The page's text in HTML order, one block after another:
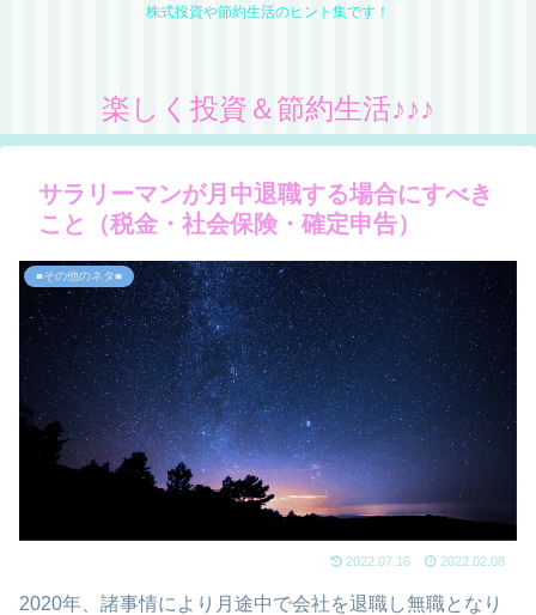
株式投資や節約生活のヒント集です！
楽しく投資＆節約生活♪♪♪
サラリーマンが月中退職する場合にすべき
こと（税金・社会保険・確定申告）
■その他のネタ■
2022.07.16 2022.02.08
2020年、諸事情により月途中で会社を退職し無職となり